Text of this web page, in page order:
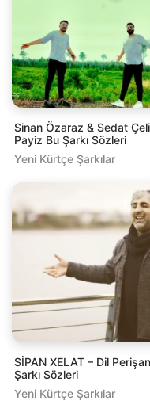
Sinan Özaraz & Sedat
Payiz Bu Şarkı Sözleri
Yeni Kürtçe Şarkılar
SİPAN XELAT – Dil
Şarkı Sözleri
Yeni Kürtçe Şarkılar